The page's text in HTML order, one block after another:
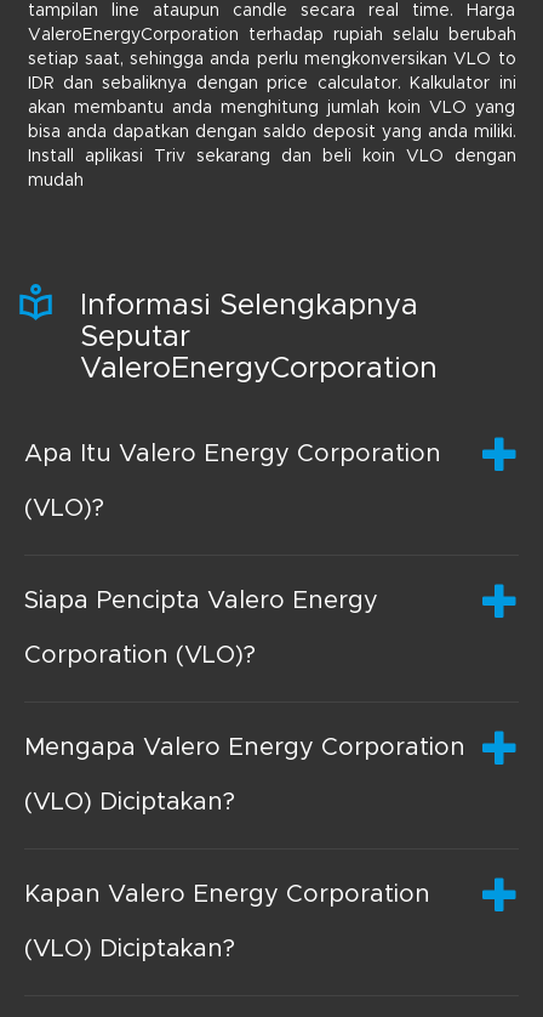
tampilan line ataupun candle secara real time. Harga
ValeroEnergyCorporation terhadap rupiah selalu berubah
setiap saat, sehingga anda perlu mengkonversikan VLO to
IDR dan sebaliknya dengan price calculator. Kalkulator ini
akan membantu anda menghitung jumlah koin VLO yang
bisa anda dapatkan dengan saldo deposit yang anda miliki.
Install aplikasi Triv sekarang dan beli koin VLO dengan
mudah
Informasi Selengkapnya
Seputar
ValeroEnergyCorporation
Apa Itu Valero Energy Corporation
(VLO)?
Siapa Pencipta Valero Energy
Corporation (VLO)?
Mengapa Valero Energy Corporation
(VLO) Diciptakan?
Kapan Valero Energy Corporation
(VLO) Diciptakan?